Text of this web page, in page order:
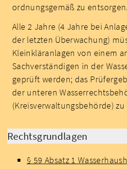
ordnungsgemäß zu entsorgen.
Alle 2 Jahre (4 Jahre bei
der letzten Überwachung)
Kleinkläranlagen von einem
Sachverständigen in der
geprüft werden; das
der unteren
(Kreisverwaltungsbehörde)
Rechtsgrundlagen
§ 59 Absatz 1